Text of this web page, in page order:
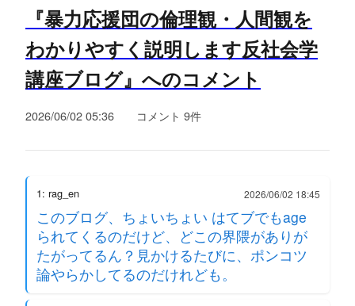
『暴力応援団の倫理観・人間観を
わかりやすく説明します反社会学
講座ブログ』へのコメント
2026/06/02 05:36 コメント 9件
1: rag_en 2026/06/02 18:45
このブログ、ちょいちょい はてブでもage
られてくるのだけど、どこの界隈がありが
たがってるん？見かけるたびに、ポンコツ
論やらかしてるのだけれども。